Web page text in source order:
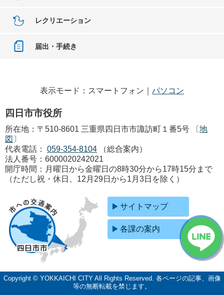
レクリエーション
届出・手続き
表示モード：スマートフォン｜ パソコン
四日市市役所
所在地：〒510-8601 三重県四日市市諏訪町１番5号 〔地
図 〕
代表電話：
059-354-8104
（総合案内）
法人番号：6000020242021
開庁時間：月曜日から金曜日の8時30分から17時15分まで
（ただし祝・休日、12月29日から1月3日を除く）
サイトマップ
各課の案内
Copyright © YOKKAICHI CITY All Rights Reserved. 各ページの記事、画像
等の無断転載を禁じます。